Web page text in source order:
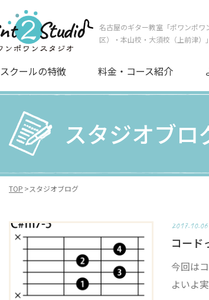
名古屋のギター教室「ポワンポワ
区）・本山校・大須校（上前津）
スクールの特徴 料金・コース紹介
スタジオブロ
TOP スタジオブログ
2017.10.06
コード
今回は
よいよ